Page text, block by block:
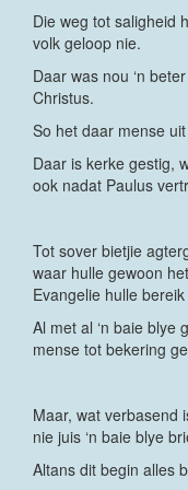
Die weg tot saligheid
volk geloop nie.
Daar was nou ‘n
Christus.
So het daar mense
Daar is kerke gestig,
ook nadat Paulus
Tot sover bietjie
waar hulle gewoon
Evangelie hulle
Al met al ‘n baie blye
mense tot bekering
Maar, wat verbasend
nie juis ‘n baie blye
Altans dit begin alles